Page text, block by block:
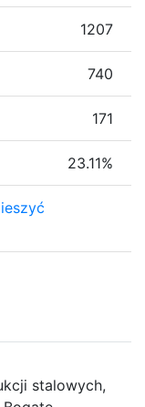
stalowych,
1207
740
171
23.11%